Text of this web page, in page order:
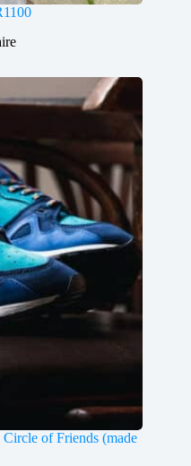
of Friends (made